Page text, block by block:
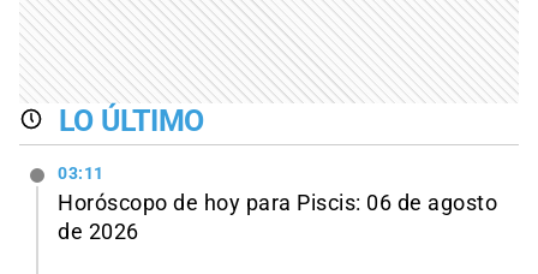
LO ÚLTIMO
03:11
Horóscopo de hoy para Piscis: 06 de agosto
de 2026